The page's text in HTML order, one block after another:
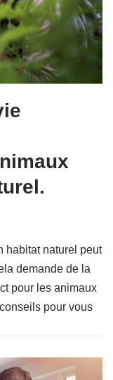
habitat naturel peut
demande de la
pour les animaux
pour vous